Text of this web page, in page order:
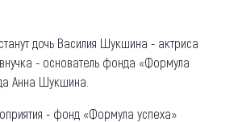
дочь Василия Шукшина - актриса
- основатель фонда «Формула
Анна Шукшина.
- фонд «Формула успеха»